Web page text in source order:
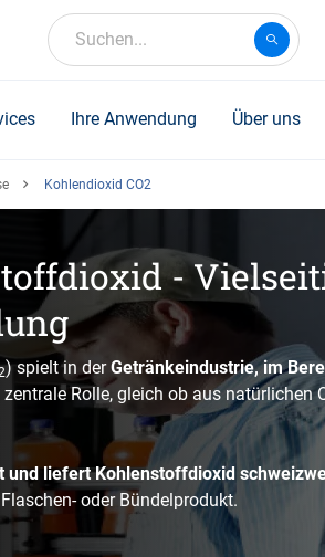
Suchen...
Ihre Anwendung Über uns
Kohlendioxid CO2
-
) spielt in derGetränkeindustrie, im
zentrale Rolle, gleich ob aus natürlichen
und liefert Kohlenstoffdioxid
oder Bündelprodukt.